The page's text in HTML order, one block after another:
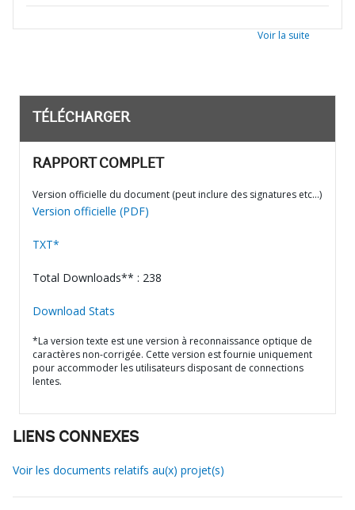
Voir la suite
TÉLÉCHARGER
RAPPORT COMPLET
Version officielle du document (peut inclure des signatures etc…)
Version officielle (PDF)
TXT*
Total Downloads** : 238
Download Stats
*La version texte est une version à reconnaissance optique de
caractères non-corrigée. Cette version est fournie uniquement
pour accommoder les utilisateurs disposant de connections
lentes.
LIENS CONNEXES
Voir les documents relatifs au(x) projet(s)